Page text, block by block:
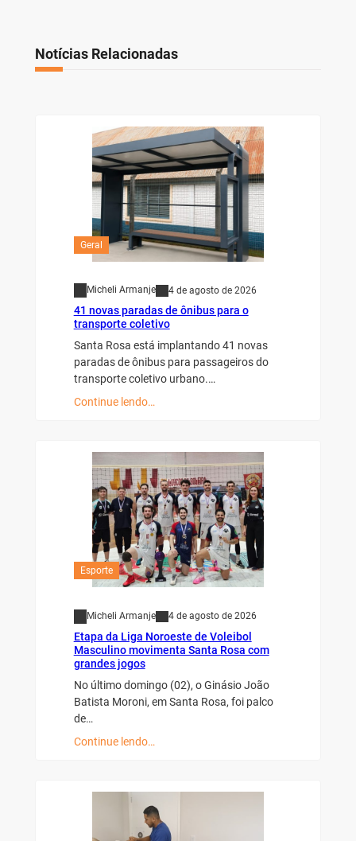
Notícias Relacionadas
Geral
Micheli Armanje 4 de agosto de 2026
41 novas paradas de ônibus para o
transporte coletivo
Santa Rosa está implantando 41 novas
paradas de ônibus para passageiros do
transporte coletivo urbano.…
Continue lendo…
Esporte
Micheli Armanje 4 de agosto de 2026
Etapa da Liga Noroeste de Voleibol
Masculino movimenta Santa Rosa com
grandes jogos
No último domingo (02), o Ginásio João
Batista Moroni, em Santa Rosa, foi palco
de…
Continue lendo…